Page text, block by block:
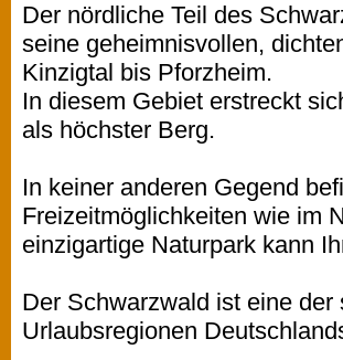
Der nördliche Teil des
seine geheimnisvollen,
Kinzigtal bis Pforzheim.
In diesem Gebiet erstreckt
als höchster Berg.
In keiner anderen Gegend
Freizeitmöglichkeiten wie im
einzigartige Naturpark kann
Der Schwarzwald ist eine
Urlaubsregionen